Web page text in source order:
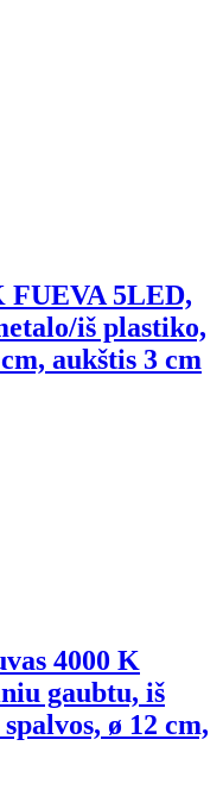
FUEVA 5LED,
iš plastiko,
aukštis 3 cm
4000 K
gaubtu, iš
ø 12 cm,